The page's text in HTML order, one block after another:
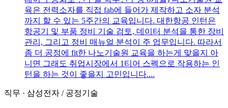
육은 전력소자를 직접 fab에 들어가 제작하고 소자 분석
까지 할 수 있는 5주간의 교육입니다. 대한항공 인턴은
항공기 및 부품 정비 기술 검토, 데이터 분석을 통한 장비
관리, 그리고 정비 매뉴얼 분석이 주 업무입니다. 따라서
좀 더 공정에 fit한 나노기술원 교육을 하는게 맞을지 아
니면 그래도 취업시장에서 1티어 스펙으로 작용하는 인
턴을 하는 것이 좋을지 고민입니다....
직무 · 삼성전자 / 공정기술